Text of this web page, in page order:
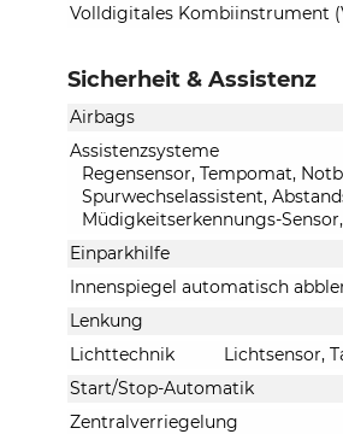
Volldigitales Kombiinstrument
Sicherheit & Assistenz
Airbags
Assistenzsysteme
Regensensor, Tempomat,
Spurwechselassistent,
Müdigkeitserkennungs-
Einparkhilfe
Innenspiegel automatisch
Lenkung
Lichttechnik
Lichtsensor,
Start/Stop-Automatik
Zentralverriegelung